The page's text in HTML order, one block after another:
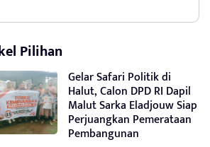
Pilihan
Gelar Safari Politik di
Halut, Calon DPD RI Dapil
Malut Sarka Eladjouw Siap
Perjuangkan Pemerataan
Pembangunan